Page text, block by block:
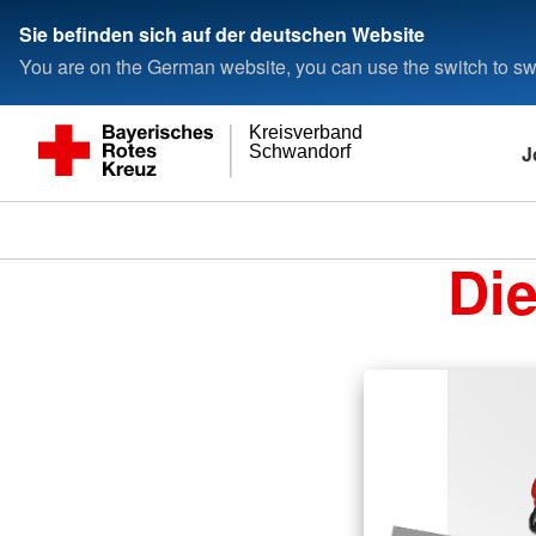
Sie befinden sich auf der deutschen Website
You are on the German website, you can use the switch to
Schwandorf
Kreisverband